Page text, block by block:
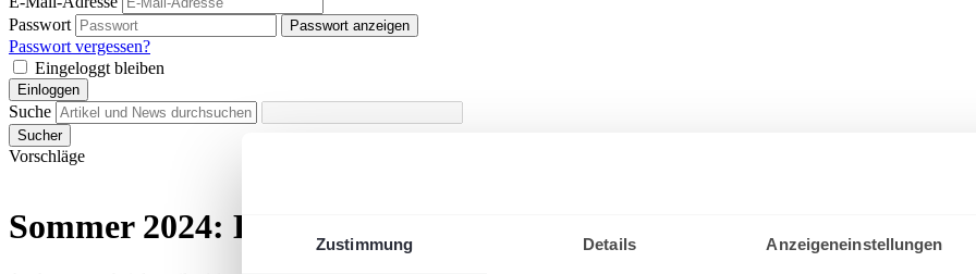
Zustimmung Details Anzeigeneinstellungen
Passwort
Passwort anzeigen
Passwort vergessen?
Eingeloggt bleiben
Einloggen
Suche
Sucher
Vorschläge
Sommer 2024: Durchführungsbestimmungen und